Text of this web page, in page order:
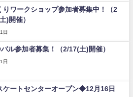
りワークショップ参加者募集中！（2
)開催）
日
ル参加者募集！（2/17(土)開催）
日
ケートセンターオープン◆12月16日